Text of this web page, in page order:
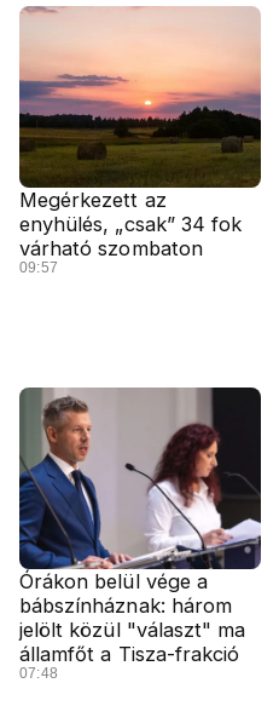
Megérkezett az
enyhülés, „csak” 34 fok
várható szombaton
09:57
Órákon belül vége a
bábszínháznak: három
jelölt közül "választ" ma
államfőt a Tisza-frakció
07:48